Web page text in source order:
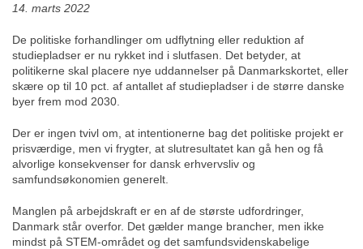
14. marts 2022
De politiske forhandlinger om udflytning eller reduktion af
studiepladser er nu rykket ind i slutfasen. Det betyder, at
politikerne skal placere nye uddannelser på Danmarkskortet, eller
skære op til 10 pct. af antallet af studiepladser i de større danske
byer frem mod 2030.
Der er ingen tvivl om, at intentionerne bag det politiske projekt er
prisværdige, men vi frygter, at slutresultatet kan gå hen og få
alvorlige konsekvenser for dansk erhvervsliv og
samfundsøkonomien generelt.
Manglen på arbejdskraft er en af de største udfordringer,
Danmark står overfor. Det gælder mange brancher, men ikke
mindst på STEM-området og det samfundsvidenskabelige